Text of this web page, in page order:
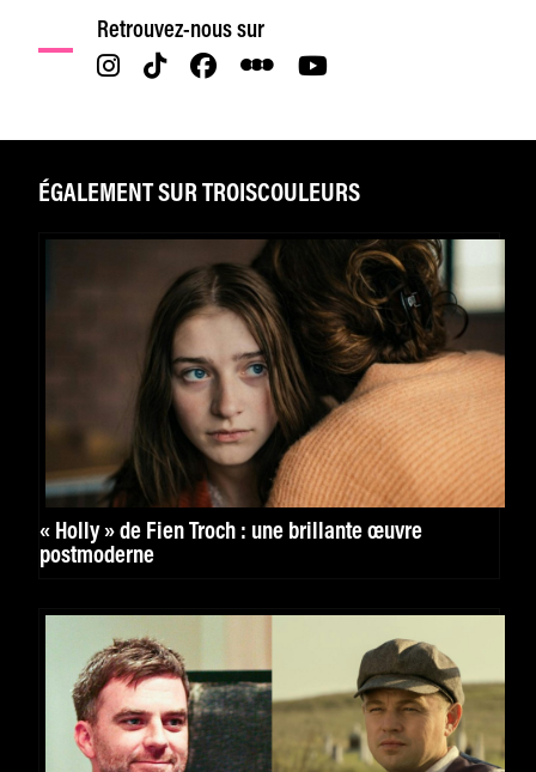
Retrouvez-nous sur
ÉGALEMENT SUR TROISCOULEURS
« Holly » de Fien Troch : une brillante œuvre
postmoderne